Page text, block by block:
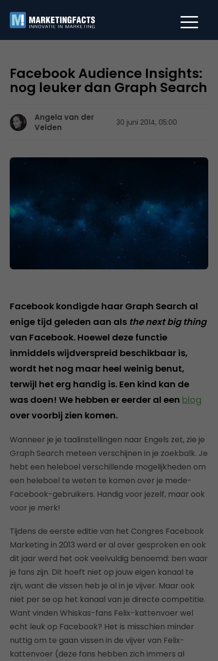
Facebook Audience Insights:
nog leuker dan Graph Search
Angela van der
Velden
30 juni 2014, 05:00
Facebook kondigde haar Graph Search al
enige tijd geleden aan als the next big thing
van Facebook. Hoewel deze functie
inmiddels wijdverspreid beschikbaar is,
wordt het nog maar heel weinig benut,
terwijl het erg handig is. Een kind kan de
was doen! We hebben er eerder al een blog
over voorbij zien komen.
Wanneer je je taalinstellingen naar Engels zet, zie je
Graph Search meteen verschijnen in je zoekbalk. Je
hebt een heleboel verschillende mogelijkheden om
een heleboel te weten te komen over je mede-
Facebook-gebruikers. Handig voor jezelf, maar ook
voor je merk!
Tijdens de eerste editie van het Congres Facebook
Marketing in 2013 werd er al over gesproken en ook
dit jaar werd het ook veelvuldig benoemd: ben waar
je fans zijn. Dit hoeft niet op jouw eigen kanaal te
zijn, want die vissen heb je al in je vijver. Maar ook
niet per se op het kanaal van je directe competitie.
Want vinden Whiskas-fans Felix-kattenvoer wel
echt leuk op Facebook? Het is misschien minder
nuttig om te gaan vissen in de vijver van Felix-
kattenvoer (deze fans hebben zich immers al